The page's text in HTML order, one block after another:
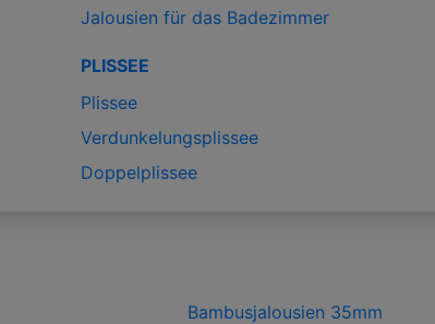
Jalousien für das Badezimmer
PLISSEE
Plissee
Verdunkelungsplissee
Doppelplissee
Bambusjalousien 35mm